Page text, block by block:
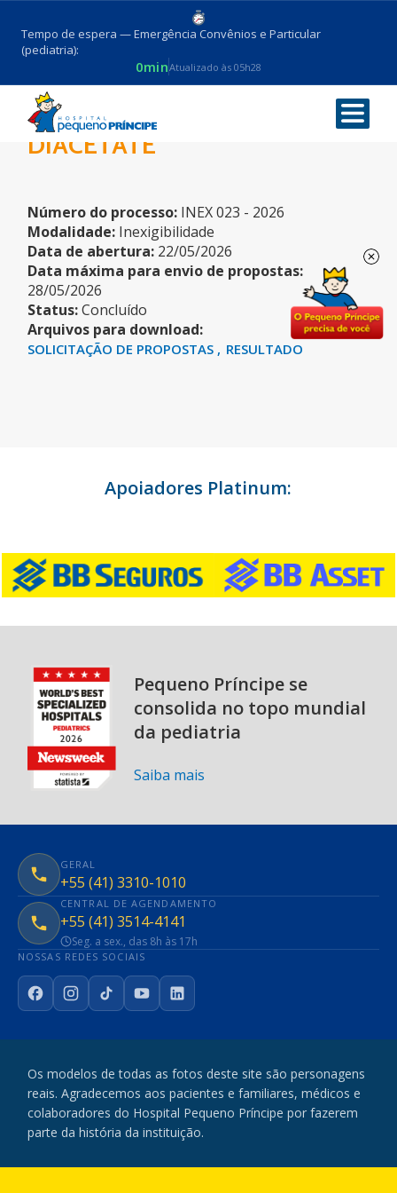
Tempo de espera — Emergência Convênios e Particular
(pediatria):
0minAtualizado às 05h28
DICHLOROFLUORESCIN
DIACETATE
Número do processo: INEX 023 - 2026
Modalidade: Inexigibilidade
Data de abertura: 22/05/2026
Data máxima para envio de propostas:
28/05/2026
Status:Concluído
Arquivos para download:
SOLICITAÇÃO DE PROPOSTAS RESULTADO
Apoiadores Platinum:
Pequeno Príncipe se
consolida no topo mundial
da pediatria
Saiba mais
GERAL
+55 (41) 3310-1010
CENTRAL DE AGENDAMENTO
+55 (41) 3514-4141
Seg. a sex., das 8h às 17h
NOSSAS REDES SOCIAIS
FacebookInstagram
TikTokYouTubeLinkedIn
Os modelos de todas as fotos deste site são personagens
reais. Agradecemos aos pacientes e familiares, médicos e
colaboradores do Hospital Pequeno Príncipe por fazerem
parte da história da instituição.